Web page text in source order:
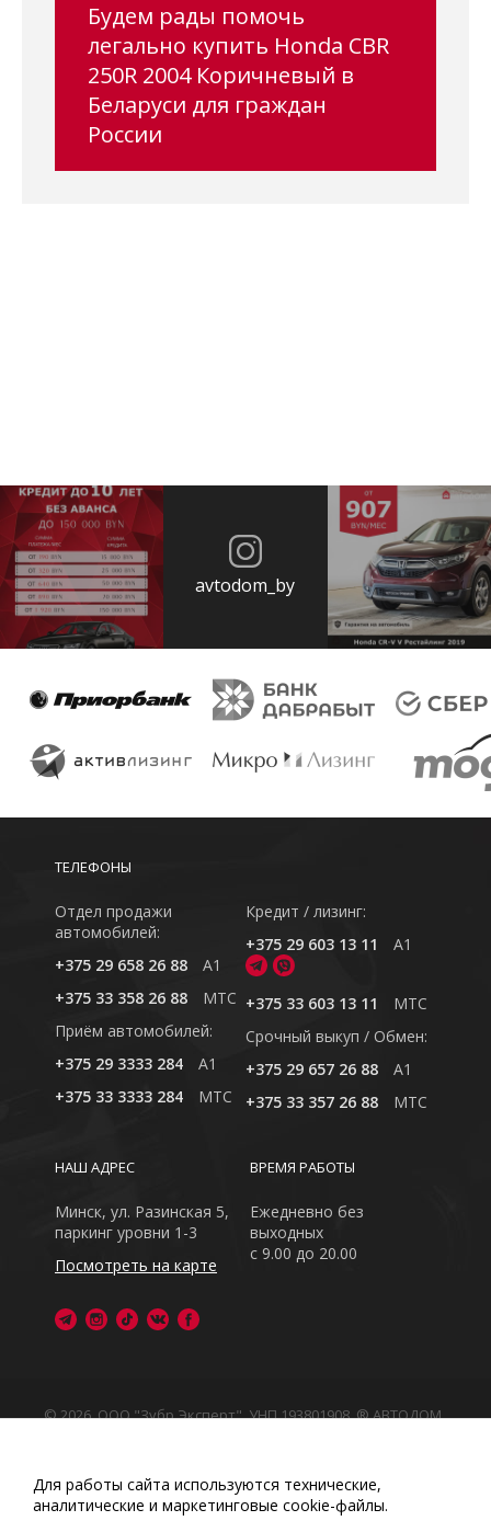
Будем рады помочь
легально купить Honda CBR
250R 2004 Коричневый в
Беларуси для граждан
России
avtodom_by
ТЕЛЕФОНЫ
Отдел продажи
автомобилей:
+375 29 658 26 88
A1
+375 33 358 26 88
MTC
Приём автомобилей:
+375 29 3333 284
A1
+375 33 3333 284
MTC
Кредит / лизинг:
+375 29 603 13 11
A1
+375 33 603 13 11
MTC
Cрочный выкуп / Обмен:
+375 29 657 26 88
A1
+375 33 357 26 88
MTC
ВРЕМЯ РАБОТЫ
Ежедневно без
выходных
с 9.00 до 20.00
НАШ АДРЕС
Минск, ул. Разинская 5,
паркинг уровни 1-3
Посмотреть на карте
© 2026, ООО "Зубр Эксперт", УНП 193801908. ® АВТОДОМ
Обращаем Ваше внимание на то, что данный интернет-
сайт носит исключительно информационный характер
Любое использование либо копирование материалов
Для работы сайта используются технические,
аналитические и маркетинговые сооkіе-файлы.